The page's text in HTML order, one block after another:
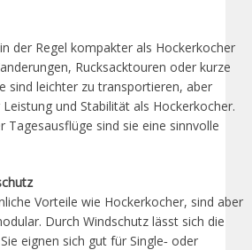
der Regel kompakter als Hockerkocher
Rucksacktouren oder kurze
sind leichter zu transportieren, aber
und Stabilität als Hockerkocher.
Tagesausflüge sind sie eine sinnvolle
Vorteile wie Hockerkocher, sind aber
Durch Windschutz lässt sich die
eignen sich gut für Single‑ oder